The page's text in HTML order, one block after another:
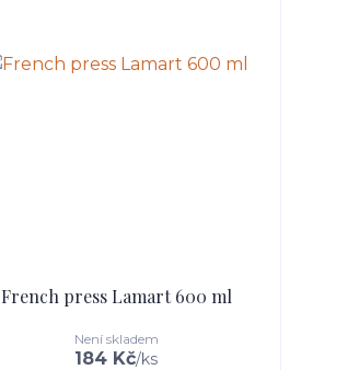
French press Lamart 600 ml
184 Kč/ks
Není skladem